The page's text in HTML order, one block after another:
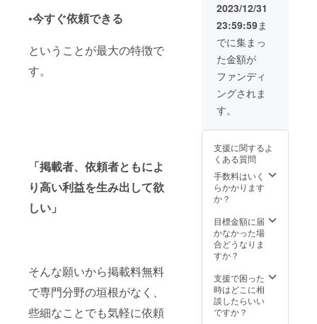
•今すぐ依頼できる
ということが最大の特徴で
す。
「掲載者、依頼者ともによ
り高い利益を生み出して欲
しい」
そんな願いから掲載料無料
で専門分野の垣根がなく、
些細なことでも気軽に依頼
2023/12/31
23:59:59ま
でに集まっ
た金額が
ファンディ
ングされま
す。
支援に関するよ
くある質問
手数料はいく
らかかります
か？
目標金額に届
かなかった場
合どうなりま
すか？
支援で困った
時はどこに相
談したらいい
ですか？